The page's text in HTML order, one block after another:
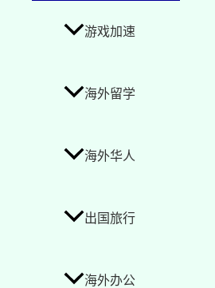
游戏加速
海外留学
海外华人
出国旅行
海外办公